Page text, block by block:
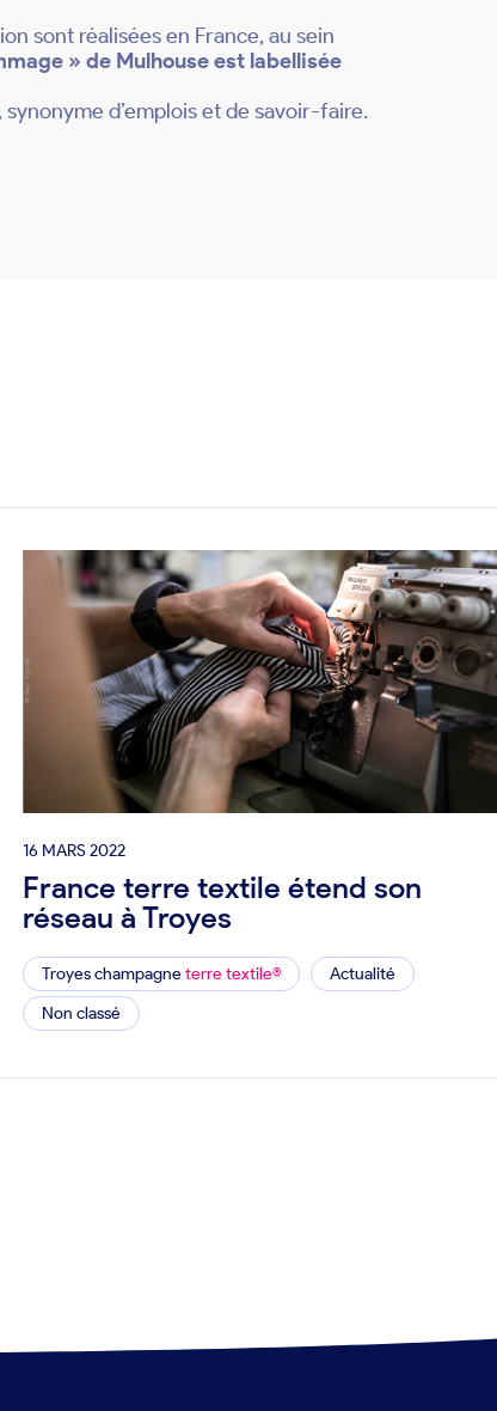
sont réalisées en France, au sein
» de Mulhouse est labellisée
synonyme d’emplois et de savoir-faire.
16 MARS 2022
France terre textile étend son
réseau à Troyes
Troyes champagne terre textile®
Actualité
Non classé